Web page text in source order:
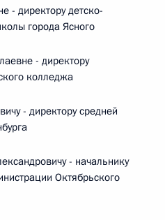
директору детско-
города Ясного
- директору
колледжа
- директору средней
- начальнику
Октябрьского